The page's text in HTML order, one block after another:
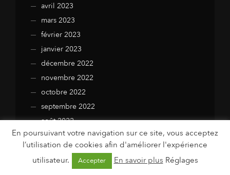
avril 2023
mars 2023
février 2023
janvier 2023
décembre 2022
novembre 2022
octobre 2022
septembre 2022
août 2022
juillet 2022
juin 2022
mai 2022
En poursuivant votre navigation sur ce site, vous acceptez
l’utilisation de cookies afin d'améliorer l'expérience
utilisateur.
Accepter En savoir plus Réglages